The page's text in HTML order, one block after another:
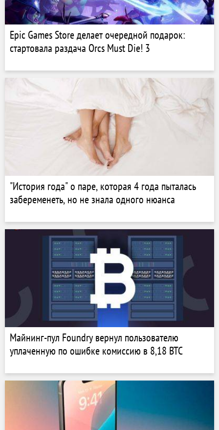
Epic Games Store делает очередной подарок:
стартовала раздача Orcs Must Die! 3
"История года" о паре, которая 4 года пыталась
забеременеть, но не знала одного нюанса
Майнинг-пул Foundry вернул пользователю
уплаченную по ошибке комиссию в 8,18 BTC